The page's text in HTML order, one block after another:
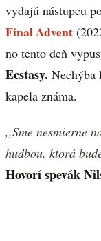
vydajú nástupcu
Final Advent
no tento deň
Ecstasy. Nechýba
kapela známa.
,,Sme nesmierne
hudbou, ktorá
Hovorí spevák